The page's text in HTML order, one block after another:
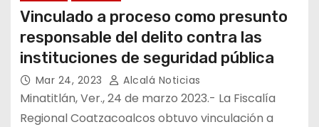
Vinculado a proceso como presunto
responsable del delito contra las
instituciones de seguridad pública
Mar 24, 2023 Alcalá Noticias
Minatitlán, Ver., 24 de marzo 2023.- La Fiscalía
Regional Coatzacoalcos obtuvo vinculación a